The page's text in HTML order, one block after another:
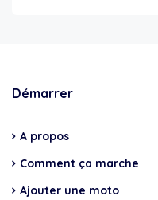
Démarrer
A propos
Comment ça marche
Ajouter une moto